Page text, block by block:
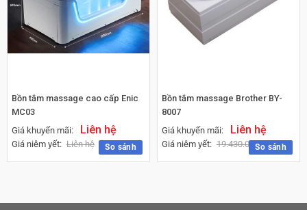
So sánh
Bồn tắm massage cao cấp Enic
MC03
Giá khuyến mãi:
Liên hệ
Giá niêm yết: Liên hệ So sánh
Bồn tắm massage Brother BY-
8007
Giá khuyến mãi:
Liên hệ
Giá niêm yết: 19.430.000₫